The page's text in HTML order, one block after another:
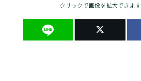
クリックで画像を拡大できます